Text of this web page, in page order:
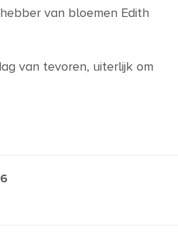
van bloemen Edith
van tevoren, uiterlijk om